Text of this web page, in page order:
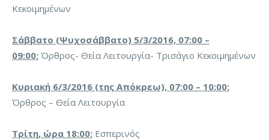
Κεκοιμημένων
Σάββατο (Ψυχοσάββατο) 5/3/2016, 07:00 –
09:00: Όρθρος- Θεία Λειτουργία- Τρισάγιο Κεκοιμημένων
Κυριακή 6/3/2016 (της Απόκρεω), 07:00 – 10:00:
Όρθρος – Θεία Λειτουργία
Τρίτη, ώρα 18:00: Εσπερινός